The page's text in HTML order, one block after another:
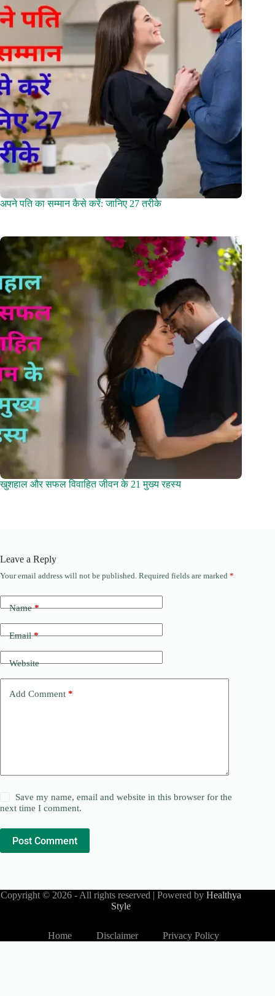
अपने पति का सम्मान कैसे करें: जानिए 27 तरीके
खुशहाल और सफल विवाहित जीवन के 21 मुख्य रहस्य
Leave a Reply
Your email address will not be published. Required fields are marked *
Name*
Email*
Website
Add Comment *
Save my name, email and website in this browser for the
next time I comment.
Post Comment
Copyright © 2026 - All rights reserved | Powered byHealthya
Style
Home Disclaimer Privacy Policy